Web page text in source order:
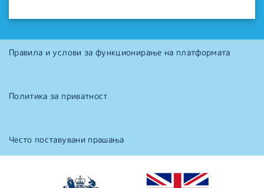
Правила и услови за функционирање на платформата
Политика за приватност
Често поставувани прашања